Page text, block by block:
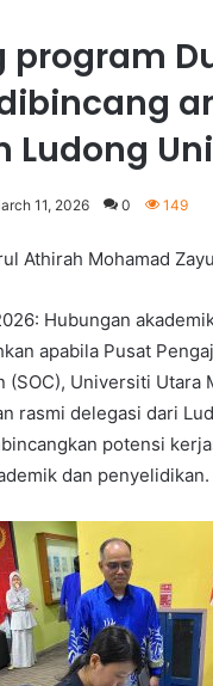
program
Ludong
11, 2026 0 149
Athirah Mohamad
Hubungan
apabila Pusat
(SOC), Universiti Utara
rasmi delegasi dari
potensi
dan penyelidikan.